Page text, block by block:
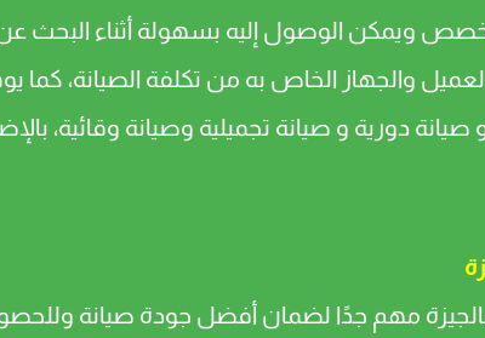
ويمكن الوصول إليه بسهولة أثناء البحث عن
والجهاز الخاص به من تكلفة الصيانة، كما
و صيانة دورية و صيانة تجميلية وصيانة
بالجيزة مهم جدًا لضمان أفضل جودة صيانة